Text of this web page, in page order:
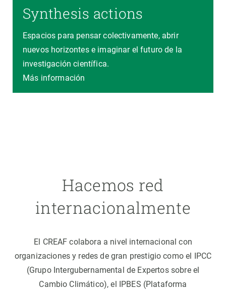
Synthesis actions
Espacios para pensar colectivamente, abrir
nuevos horizontes e imaginar el futuro de la
investigación científica.
Más información
Hacemos red
internacionalmente
El CREAF colabora a nivel internacional con
organizaciones y redes de gran prestigio como el IPCC
(Grupo Intergubernamental de Expertos sobre el
Cambio Climático), el IPBES (Plataforma